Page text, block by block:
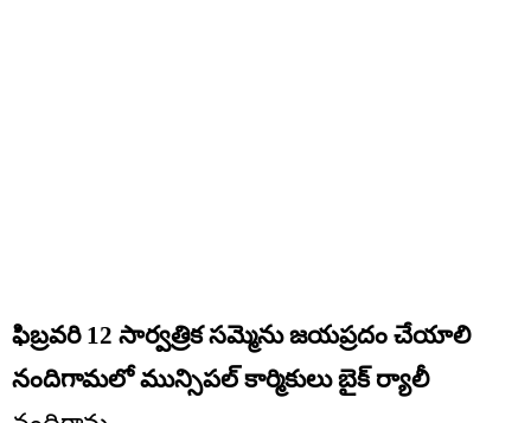
ఫిబ్రవరి 12 సార్వత్రిక సమ్మెను జయప్రదం చేయాలి
నందిగామలో మున్సిపల్ కార్మికులు బైక్ ర్యాలీ